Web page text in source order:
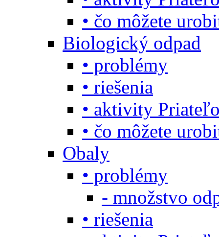
• čo môžete
Biologický odpad
• problémy
• riešenia
• aktivity
• čo môžete
Obaly
• problémy
- množstvo
• riešenia